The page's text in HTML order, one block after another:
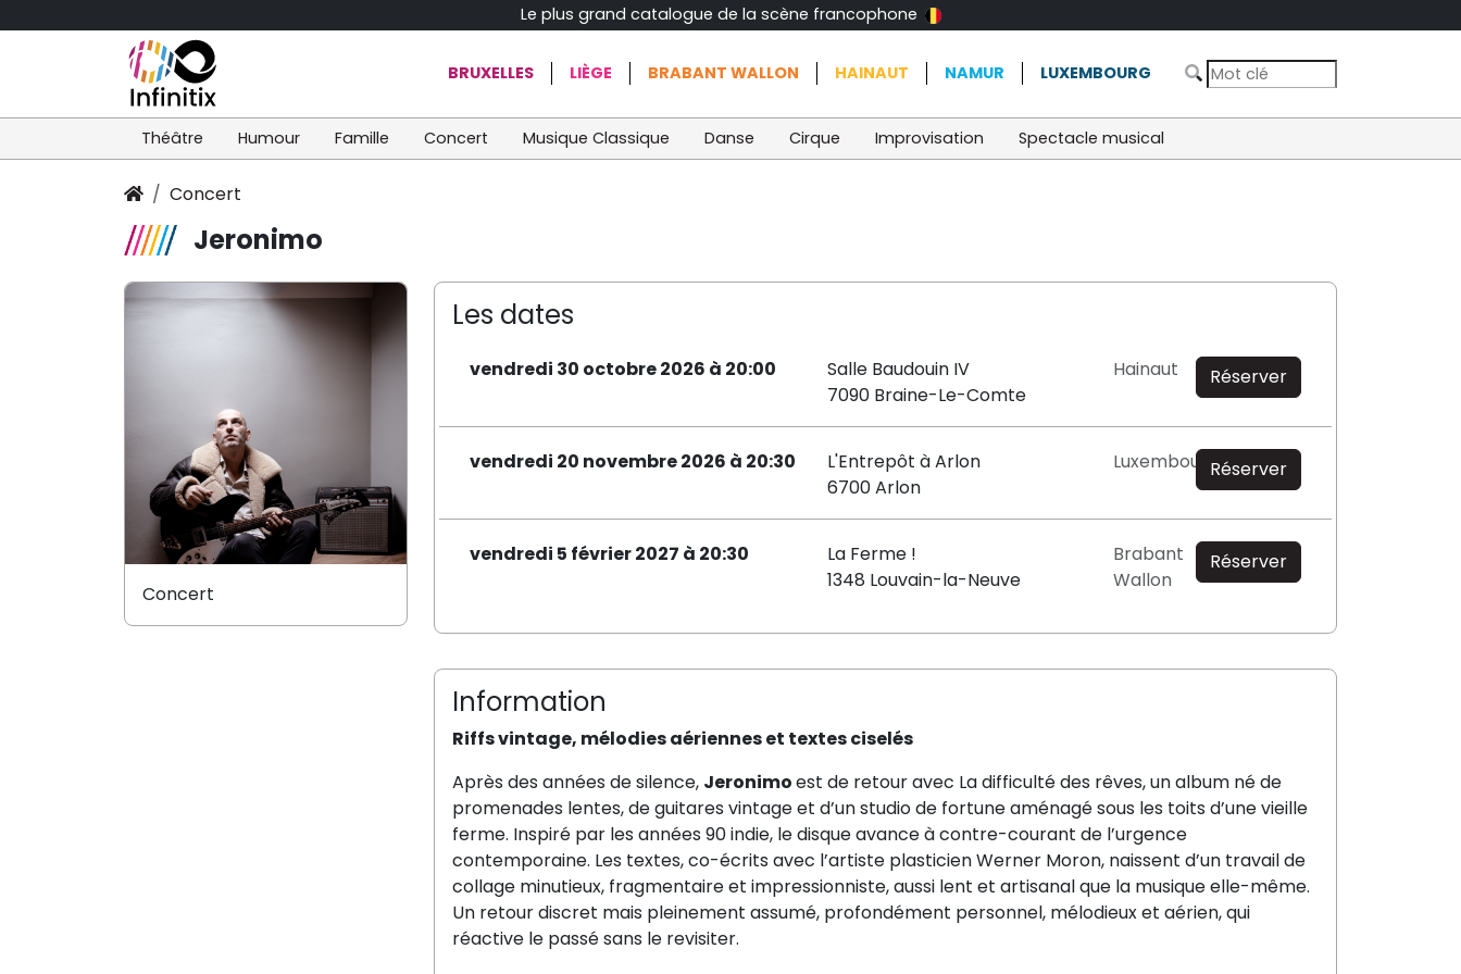
Le plus grand catalogue de la scène francophone
BRUXELLES LIÈGE BRABANT WALLON HAINAUT NAMUR LUXEMBOURG
Théâtre Humour Famille Concert Musique Classique Danse Cirque Improvisation Spectacle musical
Concert
Jeronimo
Les dates
vendredi 30 octobre 2026 à 20:00
Salle Baudouin IV
7090 Braine-Le-Comte
Hainaut Réserver
vendredi 20 novembre 2026 à 20:30
L'Entrepôt à Arlon
6700 Arlon
LuxembourgRéserver
vendredi 5 février 2027 à 20:30
La Ferme !
1348 Louvain-la-Neuve
Brabant
Wallon
Réserver
Information
Riffs vintage, mélodies aériennes et textes ciselés
Après des années de silence, Jeronimoest de retour avec La difficulté des rêves, un album né de
promenades lentes, de guitares vintage et d’un studio de fortune aménagé sous les toits d’une vieille
ferme. Inspiré par les années 90 indie, le disque avance à contre-courant de l’urgence
contemporaine. Les textes, co-écrits avec l’artiste plasticien Werner Moron, naissent d’un travail de
collage minutieux, fragmentaire et impressionniste, aussi lent et artisanal que la musique elle-même.
Un retour discret mais pleinement assumé, profondément personnel, mélodieux et aérien, qui
réactive le passé sans le revisiter.
Concert